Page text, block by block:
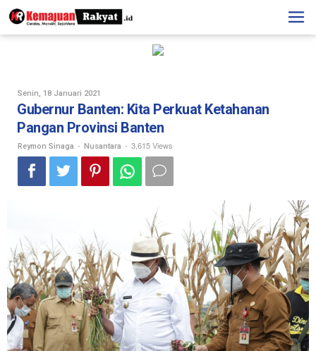
Skip
to
content
Senin, 18 Januari 2021
Reymon
Sinaga
Gubernur Banten: Kita Perkuat Ketahanan
Pangan Provinsi Banten
Reymon Sinaga - Nusantara - 3,615 Views